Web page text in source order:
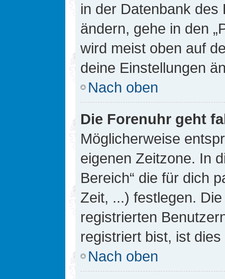
in der Datenbank
ändern, gehe in den
wird meist oben auf
deine Einstellungen
Nach oben
Die Forenuhr geht
Möglicherweise
eigenen Zeitzone. In
Bereich“ die für dich
Zeit, ...) festlegen.
registrierten
registriert bist, ist
Nach oben